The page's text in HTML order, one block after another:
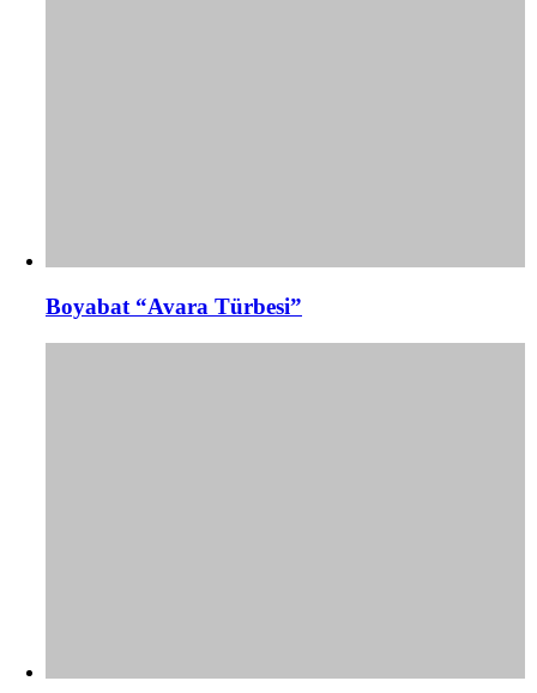
Boyabat “Avara Türbesi”